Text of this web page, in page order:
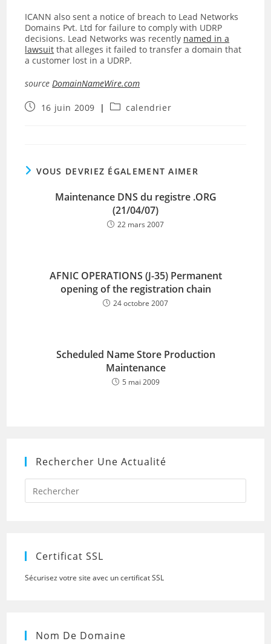
ICANN also sent a notice of breach to Lead Networks
Domains Pvt. Ltd for failure to comply with UDRP
decisions. Lead Networks was recently named in a
lawsuit that alleges it failed to transfer a domain that
a customer lost in a UDRP.
sourceDomainNameWire.com
Publication
16 juin 2009
Postcalendrier
VOUS DEVRIEZ ÉGALEMENT AIMER
Maintenance DNS du registre .ORG
(21/04/07)
22 mars 2007
AFNIC OPERATIONS (J-35) Permanent
opening of the registration chain
24 octobre 2007
Scheduled Name Store Production
Maintenance
5 mai 2009
Rechercher Une Actualité
Press
to
Certificat SSL
Sécurisez votre site avec un certificat SSL
Nom De Domaine